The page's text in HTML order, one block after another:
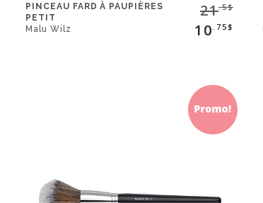
PINCEAU FARD À PAUPIÈRES
PETIT
Malu Wilz
21.5$
10.75$